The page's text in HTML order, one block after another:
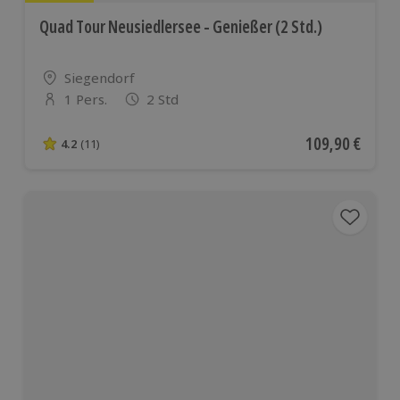
Quad Tour Neusiedlersee - Genießer (2 Std.)
Standort
Siegendorf
Anzahl der Teilnehmer
1 Pers. 2 Std
4.2 von 5 Sternen basierend auf 11 Bewertungen
4.2 (11) Aktueller Preis
109,90 €